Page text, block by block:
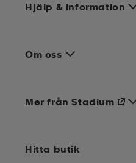
Hjälp & information
Om oss
Mer från Stadium
Hitta butik